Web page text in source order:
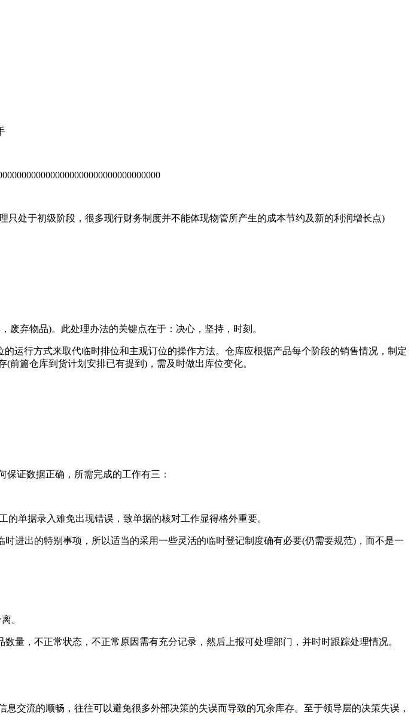
处于初级阶段，很多现行财务制度并不能体现物管所产生的成本节约及新的利润增长点)
弃物品)。此处理办法的关键点在于：决心，坚持，时刻。
行方式来取代临时排位和主观订位的操作方法。仓库应根据产品每个阶段的销售情况，制定
篇仓库到货计划安排已有提到)，需及时做出库位变化。
证数据正确，所需完成的工作有三：
单据录入难免出现错误，致单据的核对工作显得格外重要。
出的特别事项，所以适当的采用一些灵活的临时登记制度确有必要(仍需要规范)，而不是一
。
，不正常状态，不正常原因需有充分记录，然后上报可处理部门，并时时跟踪处理情况。
流的顺畅，往往可以避免很多外部决策的失误而导致的冗余库存。至于领导层的决策失误，